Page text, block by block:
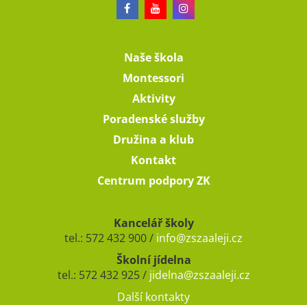
Naše škola
Montessori
Aktivity
Poradenské služby
Družina a klub
Kontakt
Centrum podpory ZK
Kancelář školy
tel.: 572 432 900 / info@zszaaleji.cz
Školní jídelna
tel.: 572 432 925 / jidelna@zszaaleji.cz
Další kontakty